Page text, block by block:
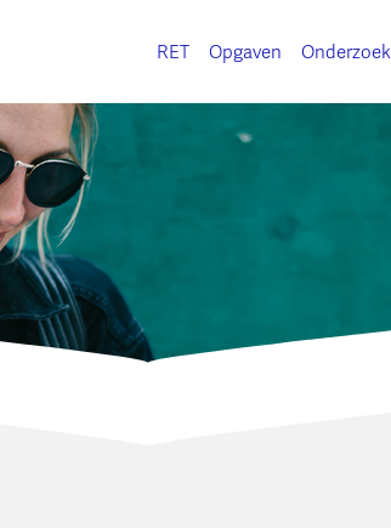
RET Opgaven Onderzoek